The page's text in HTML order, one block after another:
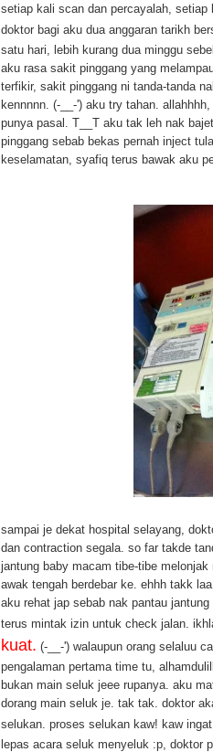
setiap kali scan dan percayalah,
doktor bagi aku dua anggaran tarikh
satu hari, lebih kurang dua minggu
aku rasa sakit pinggang yang
terfikir, sakit pinggang ni tanda-tanda
kennnnn. (-__-') aku try tahan.
punya pasal. T__T aku tak leh nak
pinggang sebab bekas pernah inject
keselamatan, syafiq terus bawak aku
sampai je dekat hospital selayang,
dan contraction segala. so far takde
jantung baby macam tibe-tibe
awak tengah berdebar ke. ehhh takk
aku rehat jap sebab nak pantau
terus mintak izin untuk check jalan.
kuat. (-__-') walaupun orang selaluu
pengalaman pertama time tu,
bukan main seluk jeee rupanya. aku
dorang main seluk je. tak tak. doktor
selukan. proses selukan kaw! kaw
lepas acara seluk menyeluk :p, doktor